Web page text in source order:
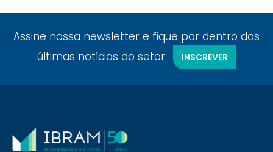
Assine nossa newsletter e fique por dentro das
últimas notícias do setor
INSCREVER